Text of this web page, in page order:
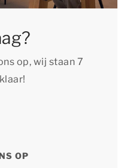
op, wij staan 7
OP